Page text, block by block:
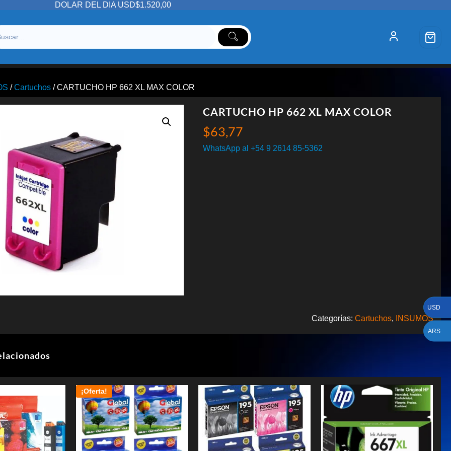
DOLAR DEL DIA USD$1.520,00
/Cartuchos / CARTUCHO HP 662 XL MAX COLOR
CARTUCHO HP 662 XL MAX COLOR
$63,77
WhatsApp al +54 9 2614 85-5362
Categorías: Cartuchos, INSUMOS
¡Oferta!
USD
ARS